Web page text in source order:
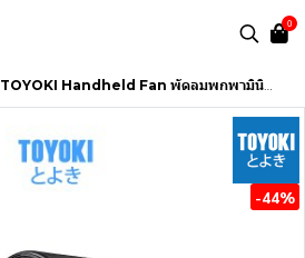
0
TOYOKI Handheld Fan พัดลมพกพามินิมอล สีโทนพาสเลท ลมแรง มีไฟ ปรับความแรงได้ 6 ระดับ
-44%